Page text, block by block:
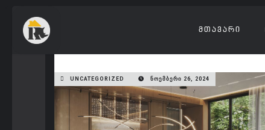
ᲛᲗᲐᲕᲐᲠᲘ
UNCATEGORIZED ᲜᲝᲔᲛᲑᲔᲠᲘ 26, 2024